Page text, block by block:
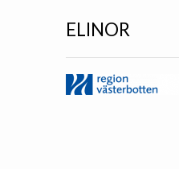
ELINOR